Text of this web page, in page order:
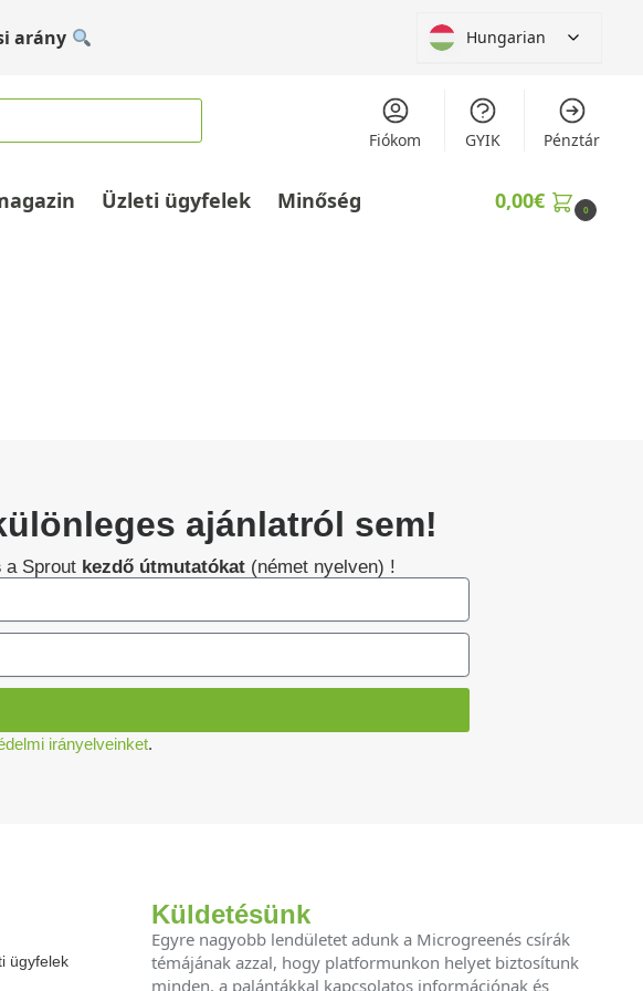
arány Hungarian
Fiókom GYIK Pénztár
Üzleti ügyfelek Minőség 0,00€ 0
ajánlatról sem!
a Sprout kezdő útmutatókat (német nyelven) !
irányelveinket.
ügyfelek
Küldetésünk
Egyre nagyobb lendületet adunk a Microgreenés csírák
témájának azzal, hogy platformunkon helyet biztosítunk
minden, a palántákkal kapcsolatos információnak és